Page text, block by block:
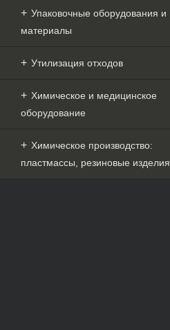
Упаковочные оборудования и
материалы
Утилизация отходов
Химическое и медицинское
оборудование
Химическое производство:
пластмассы, резиновые изделия